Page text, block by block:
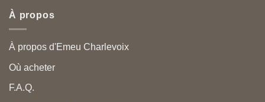
À propos
À propos d'Emeu Charlevoix
Où acheter
F.A.Q.